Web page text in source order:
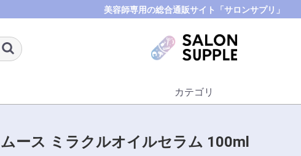
美容師専用の総合通販サイト「サロンサプリ」
カテゴリ
ース ミラクルオイルセラム 100ml